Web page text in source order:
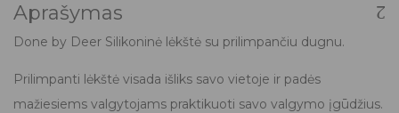
Aprašymas
Done by Deer Silikoninė lėkštė su prilimpančiu dugnu.
Prilimpanti lėkštė visada išliks savo vietoje ir padės
mažiesiems valgytojams praktikuoti savo valgymo įgūdžius.